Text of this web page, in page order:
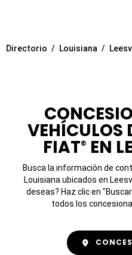
Directorio Louisiana
VEHÍCULOS
FIAT® EN
Busca la información de
Louisiana ubicados en
deseas? Haz clic en
todos los